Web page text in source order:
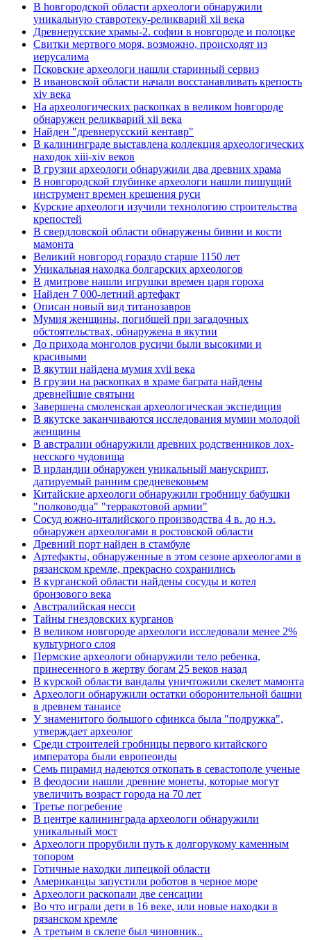
В hовгородской области археологи обнаружили
уникальную ставротеку-реликварий xii века
Древнерусские храмы-2. софии в новгороде и полоцке
Свитки мертвого моря, возможно, происходят из
иерусалима
Псковские археологи нашли старинный сервиз
В ивановской области начали восстанавливать крепость
xiv века
Hа археологических раскопках в великом hовгороде
обнаружен реликварий xii века
Найден "древнерусский кентавр"
В калининграде выставлена коллекция археологических
находок xiii-xiv веков
В грузии археологи обнаружили два древних храма
В новгородской глубинке археологи нашли пишущий
инструмент времен крещения руси
Курские археологи изучили технологию строительства
крепостей
В свердловской области обнаружены бивни и кости
мамонта
Великий новгород гораздо старше 1150 лет
Уникальная находка болгарских археологов
В дмитрове нашли игрушки времен царя гороха
Найден 7 000-летний артефакт
Описан новый вид титанозавров
Мумия женщины, погибшей при загадочных
обстоятельствах, обнаружена в якутии
До прихода монголов русичи были высокими и
красивыми
В якутии найдена мумия xvii века
В грузии на раскопках в храме баграта найдены
древнейшие святыни
Завершена смоленская археологическая экспедиция
В якутске заканчиваются исследования мумии молодой
женщины
В австралии обнаружили древних родственников лох-
несского чудовища
В ирландии обнаружен уникальный манускрипт,
датируемый ранним средневековьем
Китайские археологи обнаружили гробницу бабушки
"полководца" "терракотовой армии"
Сосуд южно-италийского производства 4 в. до н.э.
обнаружен археологами в ростовской области
Древний порт найден в стамбуле
Артефакты, обнаруженные в этом сезоне археологами в
рязанском кремле, прекрасно сохранились
В курганской области найдены сосуды и котел
бронзового века
Австралийская несси
Тайны гнездовских курганов
В великом новгороде археологи исследовали менее 2%
культурного слоя
Пермские археологи обнаружили тело ребенка,
принесенного в жертву богам 25 веков назад
В курской области вандалы уничтожили скелет мамонта
Археологи обнаружили остатки оборонительной башни
в древнем танаисе
У знаменитого большого сфинкса была "подружка",
утверждает археолог
Среди строителей гробницы первого китайского
императора были европеоиды
Семь пирамид надеются откопать в севастополе ученые
В феодосии нашли древние монеты, которые могут
увеличить возраст города на 70 лет
Третье погребение
В центре калининграда археологи обнаружили
уникальный мост
Археологи прорубили путь к долгорукому каменным
топором
Готичные находки липецкой области
Американцы запустили роботов в черное море
Археологи раскопали две сенсации
Во что играли дети в 16 веке, или новые находки в
рязанском кремле
А третьим в склепе был чиновник..